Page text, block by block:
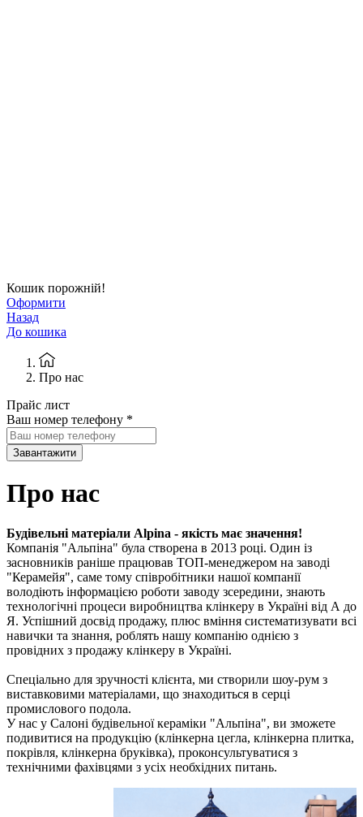
Кошик порожній!
Оформити
Назад
До кошика
Про нас
Прайс лист
Ваш номер телефону *
Завантажити
Про нас
Будівельні матеріали Alpina - якість має значення!
Компанія "Альпіна" була створена в 2013 році. Один із
засновників раніше працював ТОП-менеджером на заводі
"Керамейя", саме тому співробітники нашої компанії
володіють інформацією роботи заводу зсередини, знають
технологічні процеси виробництва клінкеру в Україні від А до
Я. Успішний досвід продажу, плюс вміння систематизувати всі
навички та знання, роблять нашу компанію однією з
провідних з продажу клінкеру в Україні.
Спеціально для зручності клієнта, ми створили шоу-рум з
виставковими матеріалами, що знаходиться в серці
промислового подола.
У нас у Салоні будівельної кераміки "Альпіна", ви зможете
подивитися на продукцію (клінкерна цегла, клінкерна плитка,
покрівля, клінкерна бруківка), проконсультуватися з
технічними фахівцями з усіх необхідних питань.